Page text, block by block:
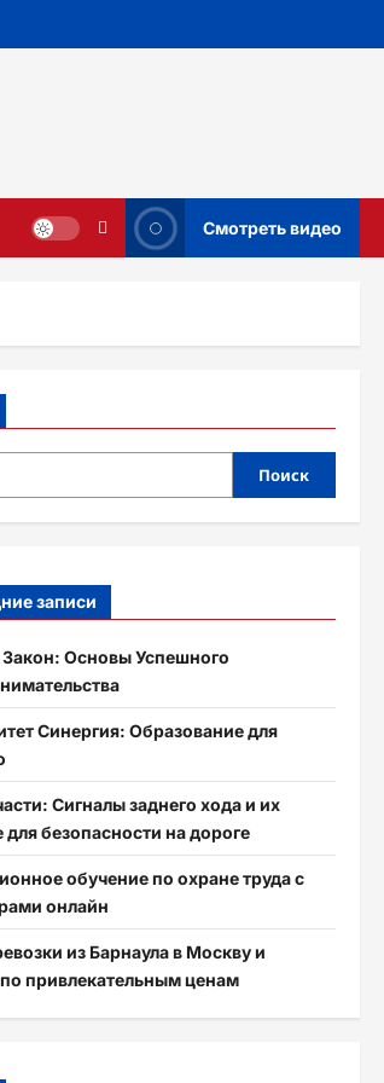
Смотреть видео
Поиск
записи
Закон: Основы Успешного
Синергия: Образование для
Сигналы заднего хода и их
для безопасности на дороге
обучение по охране труда с
онлайн
из Барнаула в Москву и
привлекательным ценам